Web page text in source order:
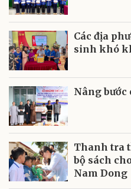
Các địa
sinh khó
Nâng bước
Thanh tra
bộ sách
Nam Dong